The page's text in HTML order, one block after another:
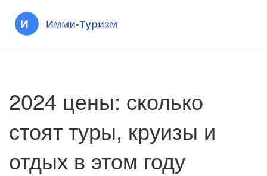
2024 цены: сколько
стоят туры, круизы и
отдых в этом году